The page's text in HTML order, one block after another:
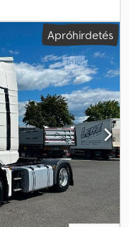
automata,
, Felszereltség:ABS,
elektronikus
koromszűrő,
, = További opciók és
- Alvófülke -
Aeyizumedksck 3 darab
Teherautó fehér
12.250 2020 11/2020
km MAN TGL
tengely: kormányozható
6.400 kg Hasznos
kg Műszaki vizsga
Apróhirdetés